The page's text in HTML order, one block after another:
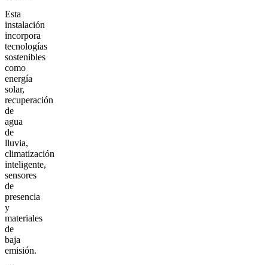
Esta
instalación
incorpora
tecnologías
sostenibles
como
energía
solar,
recuperación
de
agua
de
lluvia,
climatización
inteligente,
sensores
de
presencia
y
materiales
de
baja
emisión.